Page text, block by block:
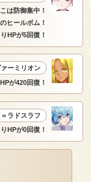
は防御集中！
ヒールボム！
HPが5回復！
ーミリオン
が420回復！
ラドスラフ
HPが0回復！